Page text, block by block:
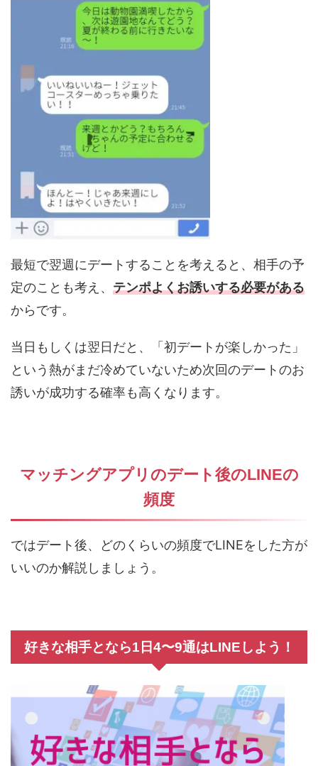
最短で翌週にデートすることを考えると、相手の予
定のことも考え、 テンポよくお誘いする必要がある
からです。
当日もしくは翌日だと、「初デートが楽しかった」
という熱がまだ冷めていないため次回のデートのお
誘いが成功する確率も高くなります。
マッチングアプリのデート後のLINEの
頻度
ではデート後、どのくらいの頻度でLINEをした方が
いいのか解説しましょう。
好きな相手となら1日4〜9通はLINEしよう！